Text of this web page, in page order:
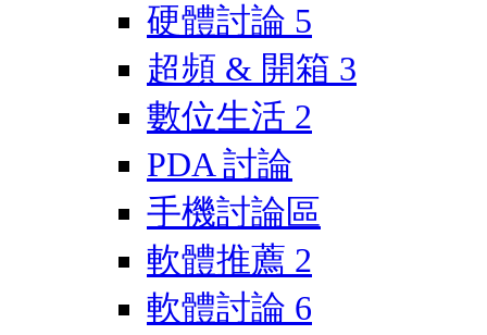
硬體討論 5
超頻 & 開箱 3
數位生活 2
PDA 討論
手機討論區
軟體推薦 2
軟體討論 6